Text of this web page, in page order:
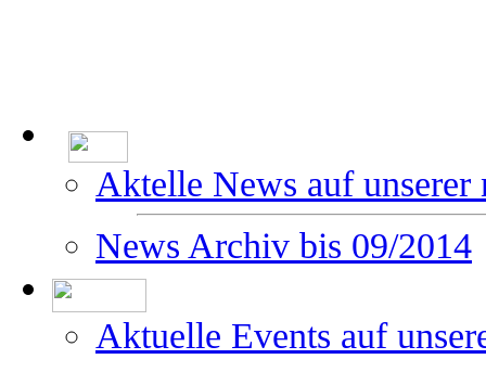
Aktelle News auf unserer
News Archiv bis 09/2014
Aktuelle Events auf